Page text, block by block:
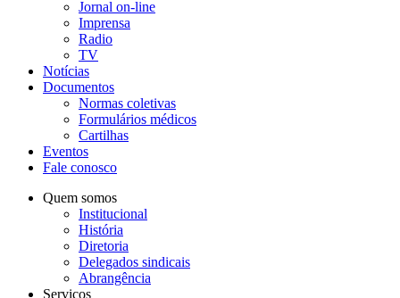
Jornal on-line
Imprensa
Radio
TV
Notícias
Documentos
Normas coletivas
Formulários médicos
Cartilhas
Eventos
Fale conosco
Quem somos
Institucional
História
Diretoria
Delegados sindicais
Abrangência
Serviços